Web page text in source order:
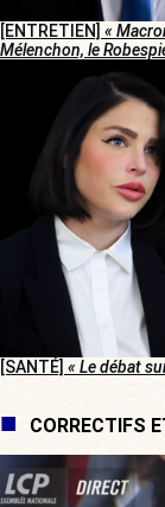
[ENTRETIEN] «
Mélenchon, le
[SANTÉ] « Le débat
CORRECTIFS